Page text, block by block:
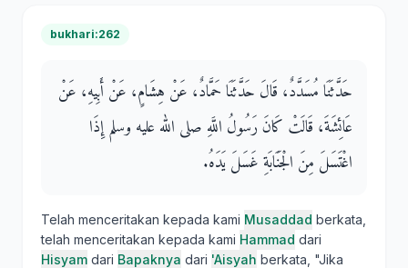
bukhari:262
حَدَّثَنَا مُسَدَّدٌ، قَالَ حَدَّثَنَا حَمَّادٌ، عَنْ هِشَامٍ، عَنْ أَبِيهِ، عَنْ
عَائِشَةَ، قَالَتْ كَانَ رَسُولُ اللَّهِ صلى الله عليه وسلم إِذَا
اغْتَسَلَ مِنَ الْجَنَابَةِ غَسَلَ يَدَهُ‏.‏
Telah menceritakan kepada kami Musaddad berkata,
telah menceritakan kepada kami Hammad dari
Hisyam dari Bapaknya dari 'Aisyah berkata, "Jika